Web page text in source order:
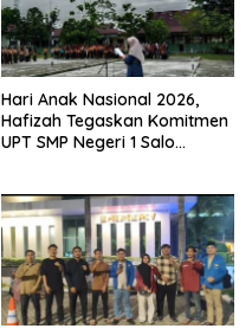
Hari Anak Nasional 2026,
Hafizah Tegaskan Komitmen
UPT SMP Negeri 1 Salo